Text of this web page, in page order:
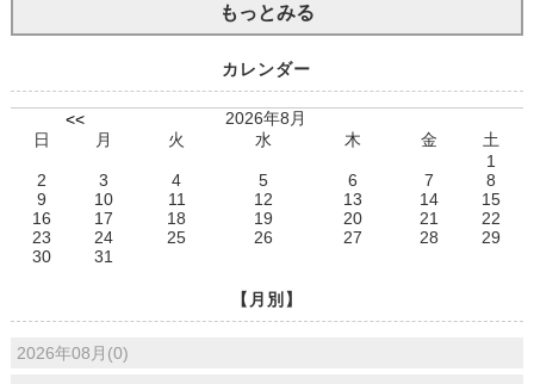
もっとみる
カレンダー
<<
2026年8月
日
月 火 水 木 金
土
1
2
3 4 5 6 7
8
9
10 11 12 13 14
15
16
17 18 19 20 21
22
23
24 25 26 27 28
29
30
31
【月別】
2026年08月(0)